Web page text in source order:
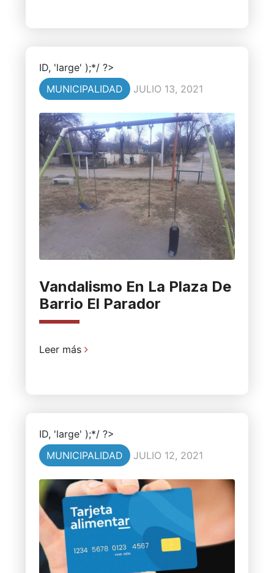
ID, 'large' );*/ ?>
MUNICIPALIDAD
JULIO 13, 2021
Vandalismo En La Plaza De
Barrio El Parador
Leer más
ID, 'large' );*/ ?>
MUNICIPALIDAD
JULIO 12, 2021